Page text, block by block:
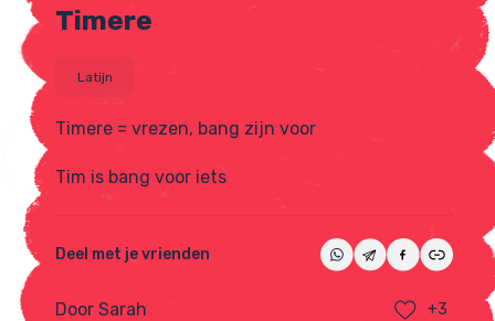
Timere
Latijn
Timere = vrezen, bang zijn voor
Tim is bang voor iets
Deel met je vrienden
Door Sarah +3